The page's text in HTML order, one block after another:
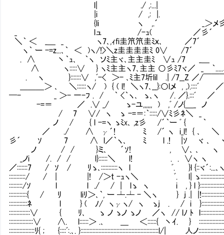
l| ./ ,:...|
|i / ,: |. ＞ｭ
{li ヽ ,.´ _＞メ彡
_ lュ /-ｭ( ／彡´
＼｀ ＜ _＿ _ ヽ7､,ｨfi圭笊笊圭ﾐｘ､ ／7´
ヽ｀ ー -=z...､｀ ＜ )ヽ/!>＼z圭圭圭圭ﾐ 0∨ /7´
. ∧ 丶｀ｭ､ ｀ヽ ソﾐ主ヾ､主主圭ﾐ ∨ｭ /7 _＿
∧ ヽ:::::∨ } ヽﾐ主主ヽ7､主主 ○彡ﾐ7ヾ／ _ ｀.....
. ヽ }:::::::∨ ,ﾞ-< ＞- ､ﾐ主7圻lil .| /7__Z ／/￣￣
＿＿＿＞ ､ ＼::::::ヽ/ ) { ( l! ＼ヽ7､__}:○lメ , ,).::::ﾞ ／
━- _ ＞- 一-ﾌ . / ｀ <｀ヽ､ ゝ､ヽ /. ／}.:::ﾞ ／
-=＝ ／ .∨ _/ ゝ-ユ,,,,,, ) ,ﾞ /ノ{＿_ ノ ご
/ 7 ∨/ ヽ ゝ -=＝:｀:::::/∨ﾐ彡ﾈ＼ _
ノ / { l -=ヽ ゝﾐx､ ,z彡 /´｀ー ﾞ { ｀
／ ./ ∧ γ´! ﾐ /´ ヽ i_l! { ､ ＼ ROMも
彡´ ｿ 7 ∧ l／｀ヽ､ ﾐ l .! |ｿ ヾ ､
ノ / / }ミ､ ´ｿ! , ∨､ ､ ヽ
_ノi /. / / l}::::::＼ l! . . ∨ヽ ヽ
／:::::::7 / ｿ / ﾘゝ､:::::::::::ヽ l ﾞ. }l {::ヾ´:...
:::::::::::/ / | |! /＞t -ｭヽ＼ ﾞ. l| ゝ:::::::::::::::::
:::::::::/ｿ l l ./ / | lゝ ヽ i , } l
::::::::::::{ / ﾘ liﾘ＞､｀, ー ┴.┴ - ＼ヽ } j .|
::::::::::::ﾈ l } ( ﾉ/ ヽγヽ/ ヽ ゝj . / i
::::::::::::::∨ { ﾘ､ ゝ ノ ゝノ ゝノ ／ヽ // lﾉ ﾄ
::::::::::::::::∨ ∧. l::::::＞ .､ ＿ ＜::::::{ 丶ｲ. }
:::::::::::::::::ﾘ{ ; {::::ﾞ:.､. }::::::::::::::::::::::::::::::::::::::::::::::::::::l/| 人ノ